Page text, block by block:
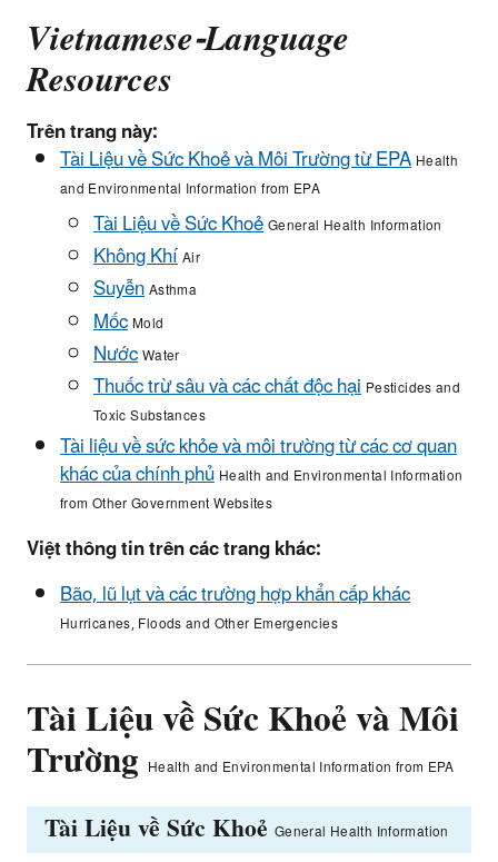
Vietnamese-Language
Resources
Trên trang này:
Tài Liệu về Sức Khoẻ và Môi Trường từ EPA Health
and Environmental Information from EPA
Tài Liệu về Sức KhoẻGeneral Health Information
Không KhíAir
SuyễnAsthma
MốcMold
NướcWater
Thuốc trừ sâu và các chất độc hại Pesticides and
Toxic Substances
Tài liệu về sức khỏe và môi trường từ các cơ quan
khác của chính phủ Health and Environmental Information
from Other Government Websites
Việt thông tin trên các trang khác:
Bão, lũ lụt và các trường hợp khẩn cấp khác
Hurricanes, Floods and Other Emergencies
Tài Liệu về Sức Khoẻ và Môi
Trường Health and Environmental Information from EPA
Tài Liệu về Sức Khoẻ General Health Information